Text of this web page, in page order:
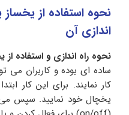
نحوه استفاده از
اندازی آن
نحوه راه اندازی و استفاده
ساده ای بوده و کاربران می
کار نمایند. برای این کار
یخچال خود نمایید. سپس